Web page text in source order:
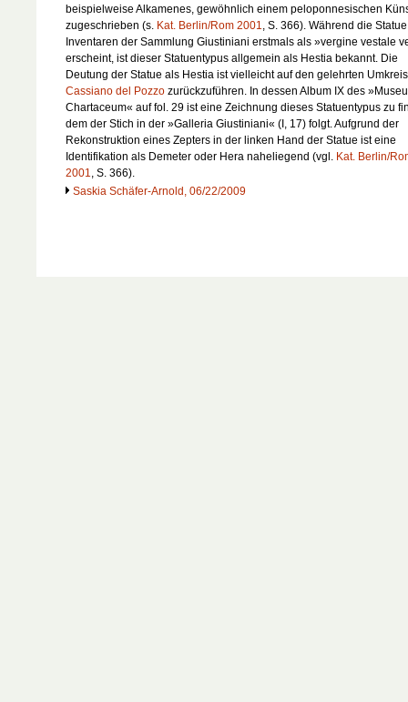
beispielweise Alkamenes, gewöhnlich einem peloponnesischen
zugeschrieben (s. Kat. Berlin/Rom 2001
, S. 366). Während die
Inventaren der Sammlung Giustiniani erstmals als »vergine vestale
erscheint, ist dieser Statuentypus allgemein als Hestia bekannt. Die
Deutung der Statue als Hestia ist vielleicht auf den gelehrten
Cassiano del Pozzo zurückzuführen. In dessen Album IX des
Chartaceum« auf fol. 29 ist eine Zeichnung dieses Statuentypus zu
dem der Stich in der »Galleria Giustiniani« (I, 17) folgt. Aufgrund der
Rekonstruktion eines Zepters in der linken Hand der Statue ist eine
Identifikation als Demeter oder Hera naheliegend (vgl. Kat. Berlin/
2001
, S. 366).
Saskia Schäfer-Arnold, 06/22/2009